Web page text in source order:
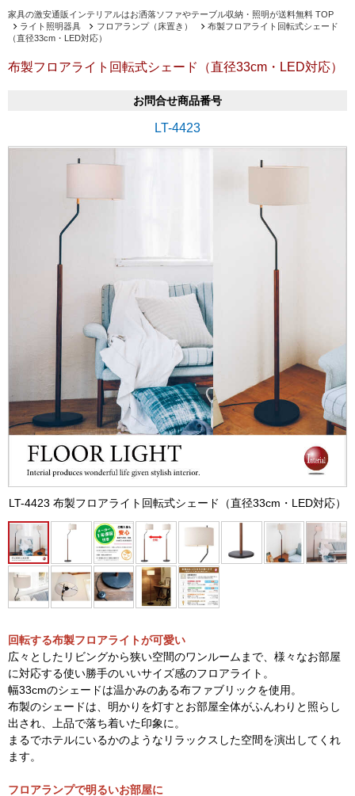
家具の激安通販インテリアルはお洒落ソファやテーブル収納・照明が送料無料 TOP
ライト照明器具
フロアランプ（床置き）
布製フロアライト回転式シェード
（直径33cm・LED対応）
布製フロアライト回転式シェード（直径33cm・LED対応）
お問合せ商品番号
LT-4423
LT-4423 布製フロアライト回転式シェード（直径33cm・LED対応）
回転する布製フロアライトが可愛い
広々としたリビングから狭い空間のワンルームまで、様々なお部屋
に対応する使い勝手のいいサイズ感のフロアライト。
幅33cmのシェードは温かみのある布ファブリックを使用。
布製のシェードは、明かりを灯すとお部屋全体がふんわりと照らし
出され、上品で落ち着いた印象に。
まるでホテルにいるかのようなリラックスした空間を演出してくれ
ます。
フロアランプで明るいお部屋に